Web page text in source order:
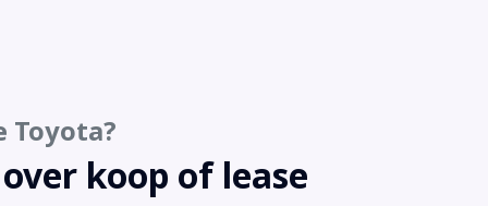
Toyota?
koop of lease